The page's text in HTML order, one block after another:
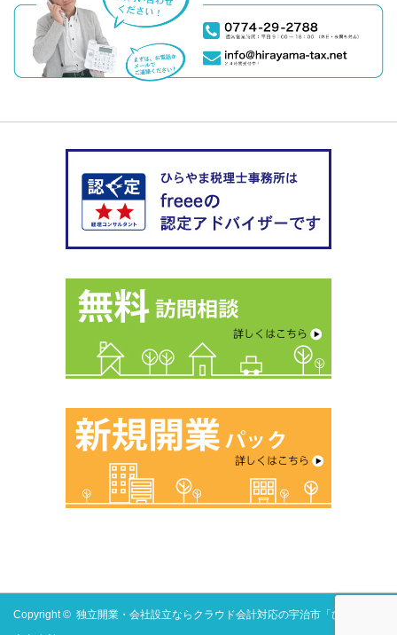
Copyright © 独立開業・会社設立ならクラウド会計対応の宇治市「ひらやま税理